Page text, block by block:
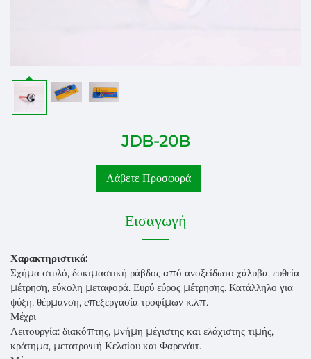
JDB-20B
Λάβετε Προσφορά
Εισαγωγή
Χαρακτηριστικά:
Σχήμα στυλό, δοκιμαστική ράβδος από ανοξείδωτο χάλυβα, ευθεία
μέτρηση, εύκολη μεταφορά. Ευρύ εύρος μέτρησης. Κατάλληλο για
ψύξη, θέρμανση, επεξεργασία τροφίμων κ.λπ.
Μέχρι
Λειτουργία: διακόπτης, μνήμη μέγιστης και ελάχιστης τιμής,
κράτημα, μετατροπή Κελσίου και Φαρενάιτ.